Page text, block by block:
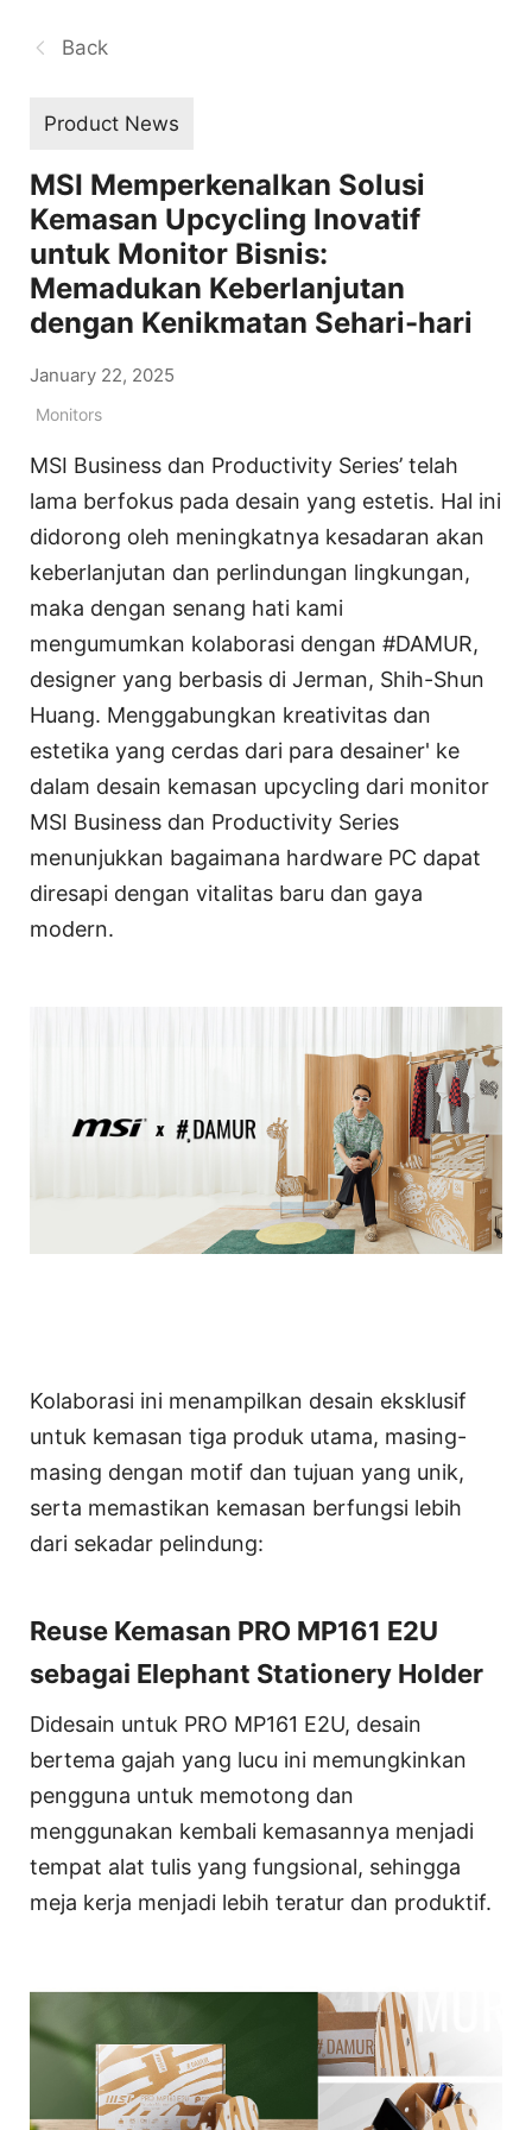
Back
Product News
MSI Memperkenalkan Solusi
Kemasan Upcycling Inovatif
untuk Monitor Bisnis:
Memadukan Keberlanjutan
dengan Kenikmatan Sehari-hari
January 22, 2025
Monitors
MSI Business dan Productivity Series’ telah
lama berfokus pada desain yang estetis. Hal ini
didorong oleh meningkatnya kesadaran akan
keberlanjutan dan perlindungan lingkungan,
maka dengan senang hati kami
mengumumkan kolaborasi dengan #DAMUR,
designer yang berbasis di Jerman, Shih-Shun
Huang. Menggabungkan kreativitas dan
estetika yang cerdas dari para desainer' ke
dalam desain kemasan upcycling dari monitor
MSI Business dan Productivity Series
menunjukkan bagaimana hardware PC dapat
diresapi dengan vitalitas baru dan gaya
modern.
Kolaborasi ini menampilkan desain eksklusif
untuk kemasan tiga produk utama, masing-
masing dengan motif dan tujuan yang unik,
serta memastikan kemasan berfungsi lebih
dari sekadar pelindung:
Reuse Kemasan PRO MP161 E2U
sebagai Elephant Stationery Holder
Didesain untuk PRO MP161 E2U, desain
bertema gajah yang lucu ini memungkinkan
pengguna untuk memotong dan
menggunakan kembali kemasannya menjadi
tempat alat tulis yang fungsional, sehingga
meja kerja menjadi lebih teratur dan produktif.